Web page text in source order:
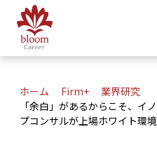
ホーム Firm+
業界研究
「余白」があるからこそ、イ
プコンサルが上場ホワイト環